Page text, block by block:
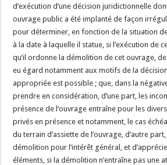
d’exécution d’une décision juridictionnelle
ouvrage public a été implanté de façon
pour déterminer, en fonction de la situation
à la date à laquelle il statue, si l’exécution de
qu’il ordonne la démolition de cet ouvrage,
eu égard notamment aux motifs de la
appropriée est possible ; que, dans la
prendre en considération, d’une part, les
présence de l’ouvrage entraîne pour les
privés en présence et notamment, le cas
du terrain d’assiette de l’ouvrage, d’autre
démolition pour l’intérêt général, et
éléments, si la démolition n’entraîne pas une